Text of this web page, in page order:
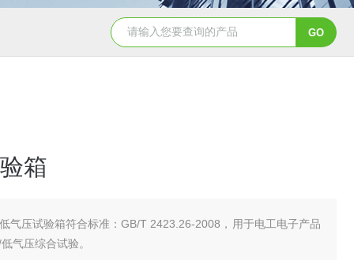
YSCYS-010臭氧老化试验设备
箱
气压试验箱符合标准：GB/T 2423.26-2008，用于电工电子产品
气压综合试验。